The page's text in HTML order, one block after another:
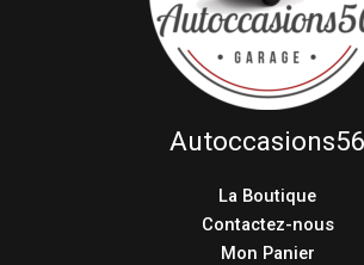
Autoccasions56
La Boutique
Contactez-nous
Mon Panier